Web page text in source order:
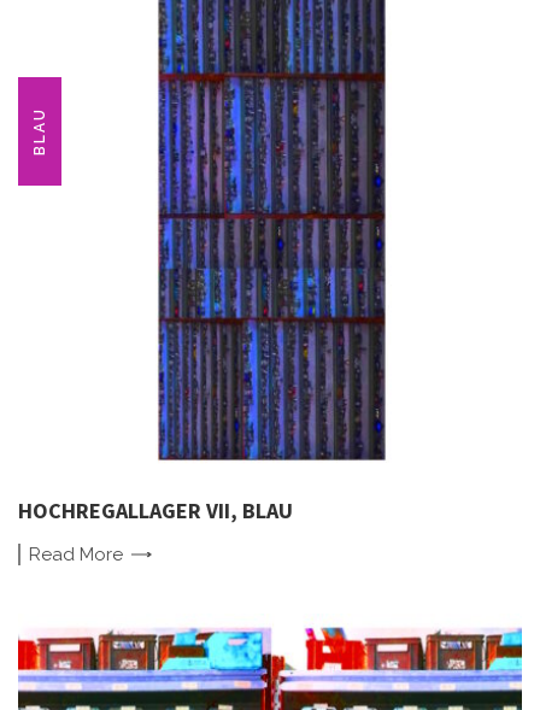
BLAU
HOCHREGALLAGER VII, BLAU
Read More